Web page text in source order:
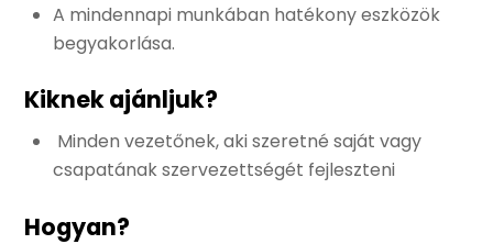
A mindennapi munkában hatékony eszközök
begyakorlása.
Kiknek ajánljuk?
Minden vezetőnek, aki szeretné saját vagy
csapatának szervezettségét fejleszteni
Hogyan?